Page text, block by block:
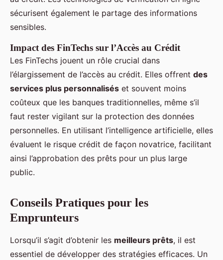
sécurisent également le partage des informations
sensibles.
Impact des FinTechs sur l’Accès au Crédit
Les FinTechs jouent un rôle crucial dans
l’élargissement de l’accès au crédit. Elles offrent des
services plus personnalisés et souvent moins
coûteux que les banques traditionnelles, même s’il
faut rester vigilant sur la protection des données
personnelles. En utilisant l’intelligence artificielle, elles
évaluent le risque crédit de façon novatrice, facilitant
ainsi l’approbation des prêts pour un plus large
public.
Conseils Pratiques pour les
Emprunteurs
Lorsqu’il s’agit d’obtenir les meilleurs prêts, il est
essentiel de développer des stratégies efficaces. Un